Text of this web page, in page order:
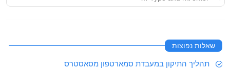
שאלות נפוצות
תהליך התיקון במעבדת סמארטפון מסאסטרס